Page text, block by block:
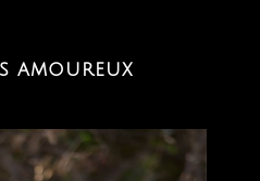
amoureux